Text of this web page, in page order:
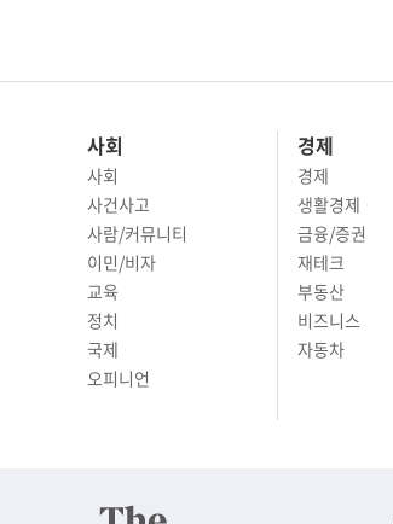
사회
사회
사건사고
사람/커뮤니티
이민/비자
교육
정치
국제
오피니언
경제
경제
생활경제
금융/증권
재테크
부동산
비즈니스
자동차